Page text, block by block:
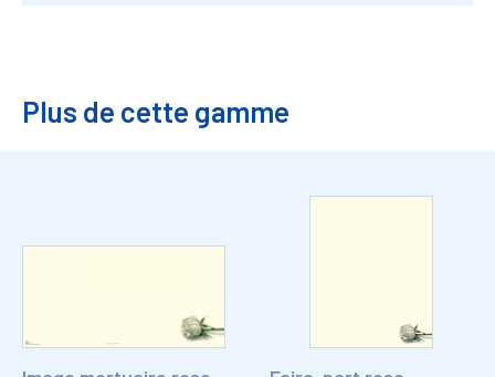
Plus de cette gamme